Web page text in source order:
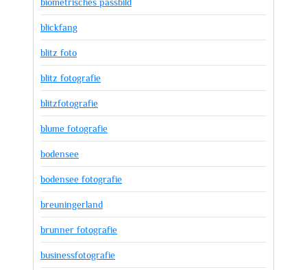
blickfang
blitz foto
blitz fotografie
blitzfotografie
blume fotografie
bodensee
bodensee fotografie
breuningerland
brunner fotografie
businessfotografie